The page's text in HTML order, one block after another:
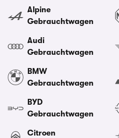
Alpine
Gebrauchtwagen
Audi
Gebrauchtwagen
BMW
Gebrauchtwagen
BYD
Gebrauchtwagen
Citroen